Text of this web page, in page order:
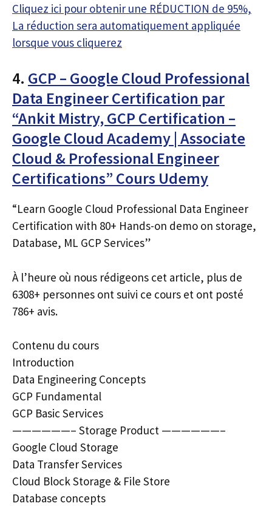
Cliquez ici pour obtenir une RÉDUCTION de 95%,
La réduction sera automatiquement appliquée
lorsque vous cliquerez
4. GCP – Google Cloud Professional
Data Engineer Certification par
“Ankit Mistry, GCP Certification –
Google Cloud Academy | Associate
Cloud & Professional Engineer
Certifications” Cours Udemy
“Learn Google Cloud Professional Data Engineer
Certification with 80+ Hands-on demo on storage,
Database, ML GCP Services”
À l’heure où nous rédigeons cet article, plus de
6308+ personnes ont suivi ce cours et ont posté
786+ avis.
Contenu du cours
Introduction
Data Engineering Concepts
GCP Fundamental
GCP Basic Services
——————– Storage Product ——————–
Google Cloud Storage
Data Transfer Services
Cloud Block Storage & File Store
Database concepts